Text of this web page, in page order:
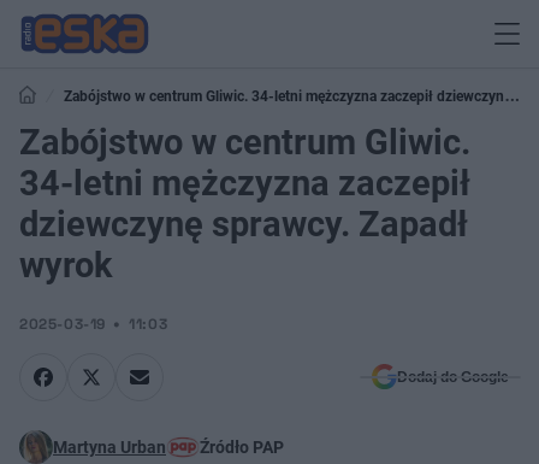
Zabójstwo w centrum Gliwic. 34-letni mężczyzna zaczepił dziewczynę
sprawcy. Zapadł wyrok
Zabójstwo w centrum Gliwic.
34-letni mężczyzna zaczepił
dziewczynę sprawcy. Zapadł
wyrok
2025-03-19 11:03
Dodaj do Google
Martyna Urban Źródło PAP